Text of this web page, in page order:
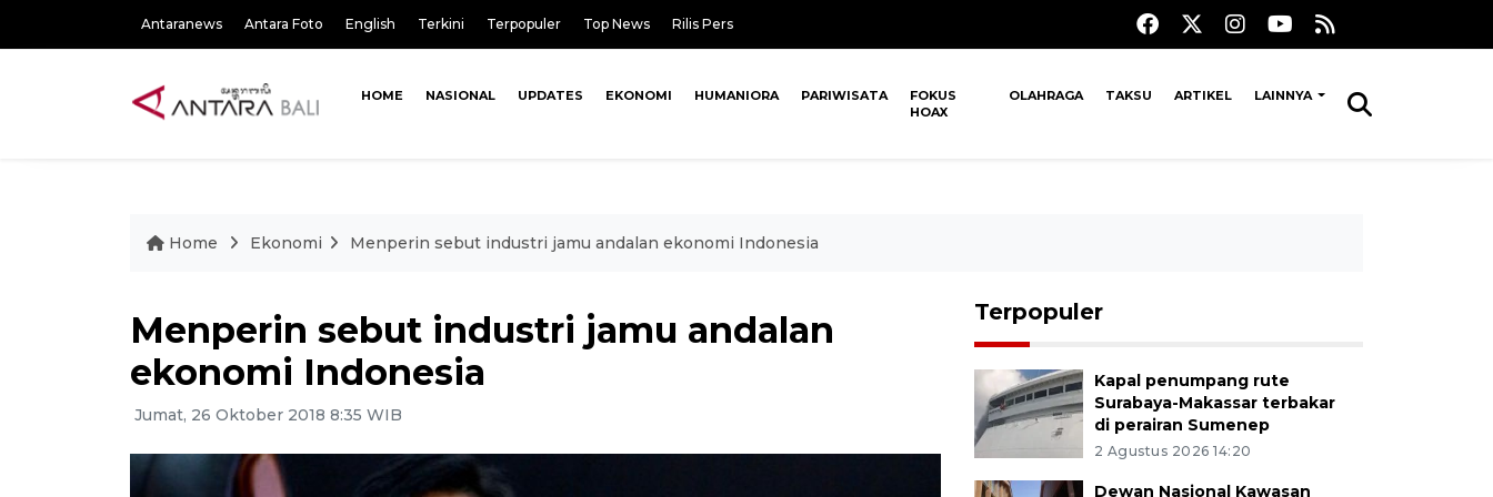
Antaranews Antara Foto English Terkini Terpopuler Top News Rilis Pers
HOME NASIONAL UPDATES EKONOMI HUMANIORA PARIWISATA
FOKUS
HOAX
OLAHRAGA TAKSU ARTIKEL LAINNYA
Home Ekonomi Menperin sebut industri jamu andalan ekonomi Indonesia
Menperin sebut industri jamu andalan
ekonomi Indonesia
Jumat, 26 Oktober 2018 8:35 WIB
Terpopuler
Kapal penumpang rute
Surabaya-Makassar terbakar
di perairan Sumenep
2 Agustus 2026 14:20
Dewan Nasional Kawasan